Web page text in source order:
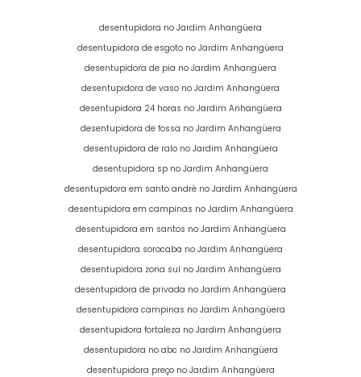
desentupidora no Jardim Anhangüera
desentupidora de esgoto no Jardim Anhangüera
desentupidora de pia no Jardim Anhangüera
desentupidora de vaso no Jardim Anhangüera
desentupidora 24 horas no Jardim Anhangüera
desentupidora de fossa no Jardim Anhangüera
desentupidora de ralo no Jardim Anhangüera
desentupidora sp no Jardim Anhangüera
desentupidora em santo andré no Jardim Anhangüera
desentupidora em campinas no Jardim Anhangüera
desentupidora em santos no Jardim Anhangüera
desentupidora sorocaba no Jardim Anhangüera
desentupidora zona sul no Jardim Anhangüera
desentupidora de privada no Jardim Anhangüera
desentupidora campinas no Jardim Anhangüera
desentupidora fortaleza no Jardim Anhangüera
desentupidora no abc no Jardim Anhangüera
desentupidora preço no Jardim Anhangüera